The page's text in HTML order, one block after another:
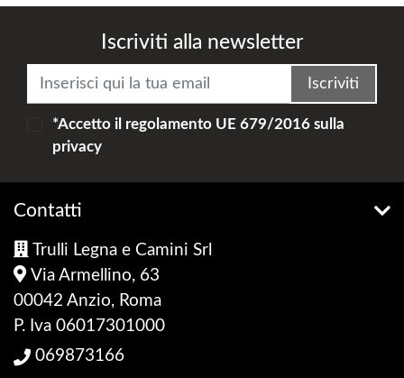
Iscriviti alla newsletter
Iscriviti
*Accetto il regolamento UE 679/2016sulla
privacy
Contatti
Trulli Legna e Camini Srl
Via Armellino, 63
00042 Anzio, Roma
P. Iva 06017301000
069873166